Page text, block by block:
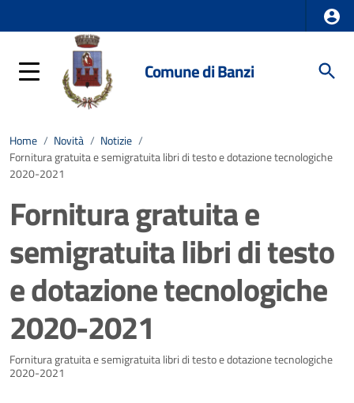
Comune di Banzi
Home / Novità / Notizie /
Fornitura gratuita e semigratuita libri di testo e dotazione tecnologiche
2020-2021
Fornitura gratuita e
semigratuita libri di testo
e dotazione tecnologiche
2020-2021
Dettagli della notizia
Fornitura gratuita e semigratuita libri di testo e dotazione tecnologiche
2020-2021